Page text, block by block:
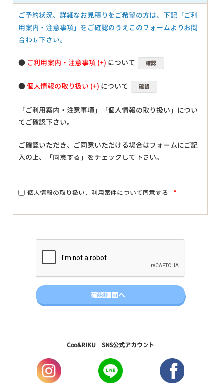
ご予約状況、詳細なお見積りをご希望の方は、下記「ご利
用案内・注意事項」をご確認のうえこのフォームよりお問
合わせ下さい。
● ご利用案内・注意事項 について 確認
●個人情報の取り扱い について 確認
「ご利用案内・注意事項」「個人情報の取り扱い」につい
てご確認下さい。
ご確認いただき、ご同意いただける場合はフォームにご記
入の上、「同意する」をチェックして下さい。
個人情報の取り扱い、利用案件について同意する *
Coo&RIKU SNS公式アカウント